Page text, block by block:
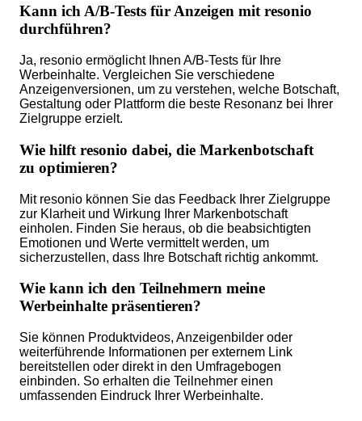
Kann ich A/B-Tests für Anzeigen mit resonio
durchführen?
Ja, resonio ermöglicht Ihnen A/B-Tests für Ihre
Werbeinhalte. Vergleichen Sie verschiedene
Anzeigenversionen, um zu verstehen, welche Botschaft,
Gestaltung oder Plattform die beste Resonanz bei Ihrer
Zielgruppe erzielt.
Wie hilft resonio dabei, die Markenbotschaft
zu optimieren?
Mit resonio können Sie das Feedback Ihrer Zielgruppe
zur Klarheit und Wirkung Ihrer Markenbotschaft
einholen. Finden Sie heraus, ob die beabsichtigten
Emotionen und Werte vermittelt werden, um
sicherzustellen, dass Ihre Botschaft richtig ankommt.
Wie kann ich den Teilnehmern meine
Werbeinhalte präsentieren?
Sie können Produktvideos, Anzeigenbilder oder
weiterführende Informationen per externem Link
bereitstellen oder direkt in den Umfragebogen
einbinden. So erhalten die Teilnehmer einen
umfassenden Eindruck Ihrer Werbeinhalte.